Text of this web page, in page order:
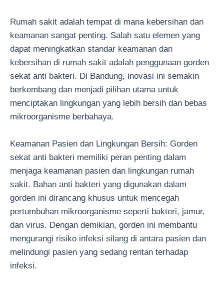
Rumah sakit adalah tempat di mana kebersihan dan
keamanan sangat penting. Salah satu elemen yang
dapat meningkatkan standar keamanan dan
kebersihan di rumah sakit adalah penggunaan gorden
sekat anti bakteri. Di Bandung, inovasi ini semakin
berkembang dan menjadi pilihan utama untuk
menciptakan lingkungan yang lebih bersih dan bebas
mikroorganisme berbahaya.
Keamanan Pasien dan Lingkungan Bersih: Gorden
sekat anti bakteri memiliki peran penting dalam
menjaga keamanan pasien dan lingkungan rumah
sakit. Bahan anti bakteri yang digunakan dalam
gorden ini dirancang khusus untuk mencegah
pertumbuhan mikroorganisme seperti bakteri, jamur,
dan virus. Dengan demikian, gorden ini membantu
mengurangi risiko infeksi silang di antara pasien dan
melindungi pasien yang sedang rentan terhadap
infeksi.